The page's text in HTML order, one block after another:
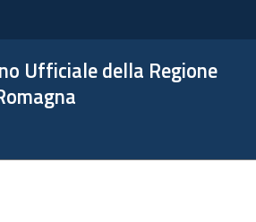
Ufficiale della Regione